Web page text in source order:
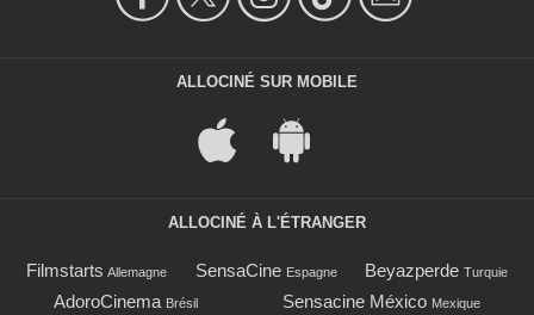
ALLOCINÉ SUR MOBILE
ALLOCINÉ À L'ÉTRANGER
Filmstarts Allemagne SensaCine Espagne Beyazperde Turquie
AdoroCinema Brésil Sensacine México Mexique